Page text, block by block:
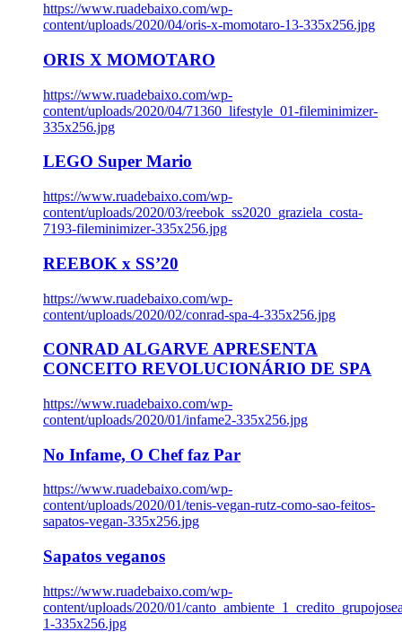
https://www.ruadebaixo.com/wp-
content/uploads/2020/04/oris-x-momotaro-13-335x256.jpg
ORIS X MOMOTARO
https://www.ruadebaixo.com/wp-
content/uploads/2020/04/71360_lifestyle_01-fileminimizer-
335x256.jpg
LEGO Super Mario
https://www.ruadebaixo.com/wp-
content/uploads/2020/03/reebok_ss2020_graziela_costa-
7193-fileminimizer-335x256.jpg
REEBOK x SS’20
https://www.ruadebaixo.com/wp-
content/uploads/2020/02/conrad-spa-4-335x256.jpg
CONRAD ALGARVE APRESENTA
CONCEITO REVOLUCIONÁRIO DE SPA
https://www.ruadebaixo.com/wp-
content/uploads/2020/01/infame2-335x256.jpg
No Infame, O Chef faz Par
https://www.ruadebaixo.com/wp-
content/uploads/2020/01/tenis-vegan-rutz-como-sao-feitos-
sapatos-vegan-335x256.jpg
Sapatos veganos
https://www.ruadebaixo.com/wp-
content/uploads/2020/01/
1-335x256.jpg